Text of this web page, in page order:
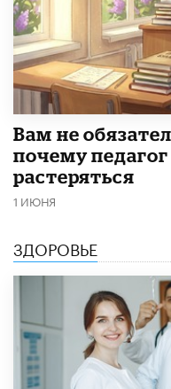
​Вам не
почему
растеряться
1 ИЮНЯ
ЗДОРОВЬЕ